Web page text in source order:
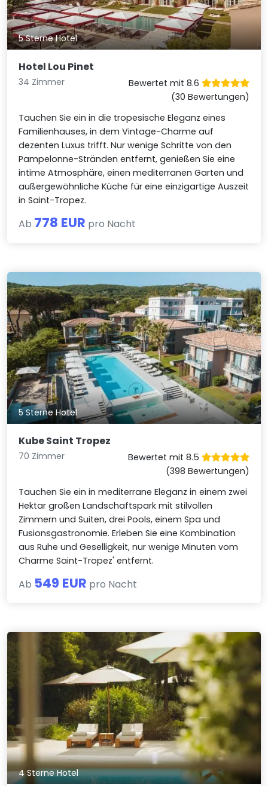
5 Sterne Hotel
Hotel Lou Pinet
34 Zimmer
Bewertet mit 8.6
(30 Bewertungen)
Tauchen Sie ein in die tropesische Eleganz eines
Familienhauses, in dem Vintage-Charme auf
dezenten Luxus trifft. Nur wenige Schritte von den
Pampelonne-Stränden entfernt, genießen Sie eine
intime Atmosphäre, einen mediterranen Garten und
außergewöhnliche Küche für eine einzigartige Auszeit
in Saint-Tropez.
Ab 778 EUR pro Nacht
5 Sterne Hotel
Kube Saint Tropez
70 Zimmer
Bewertet mit 8.5
(398 Bewertungen)
Tauchen Sie ein in mediterrane Eleganz in einem zwei
Hektar großen Landschaftspark mit stilvollen
Zimmern und Suiten, drei Pools, einem Spa und
Fusionsgastronomie. Erleben Sie eine Kombination
aus Ruhe und Geselligkeit, nur wenige Minuten vom
Charme Saint-Tropez' entfernt.
Ab 549 EUR pro Nacht
4 Sterne Hotel